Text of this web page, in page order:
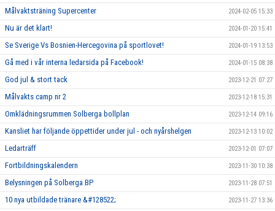
Målvaktsträning Supercenter 2024-02-05 15:33
Nu är det klart! 2024-01-20 15:41
Se Sverige Vs Bosnien-Hercegovina på sportlovet! 2024-01-19 13:53
Gå med i vår interna ledarsida på Facebook! 2024-01-15 08:38
God jul & stort tack 2023-12-21 07:27
Målvakts camp nr 2 2023-12-18 15:31
Omklädningsrummen Solberga bollplan 2023-12-14 09:16
Kansliet har följande öppettider under jul - och nyårshelgen 2023-12-13 10:02
Ledarträff 2023-12-01 07:07
Fortbildningskalendern 2023-11-30 10:38
Belysningen på Solberga BP 2023-11-28 07:51
10 nya utbildade tränare &#128522; 2023-11-27 13:36